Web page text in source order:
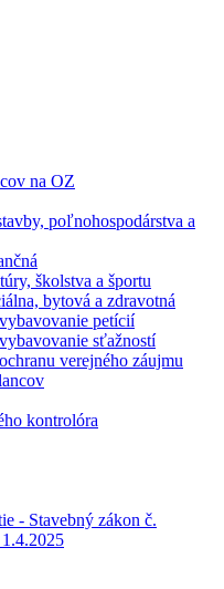
na OZ
poľnohospodárstva a
školstva a športu
bytová a zdravotná
petícií
sťažností
verejného záujmu
kontrolóra
- Stavebný zákon č.